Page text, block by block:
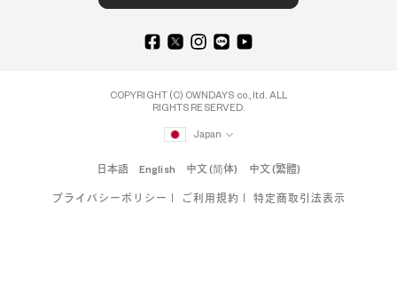
COPYRIGHT (C) OWNDAYS co., ltd. ALL
RIGHTS RESERVED.
Japan
日本語 English 中文 (简体) 中文 (繁體)
プライバシーポリシー ご利用規約 特定商取引法表示